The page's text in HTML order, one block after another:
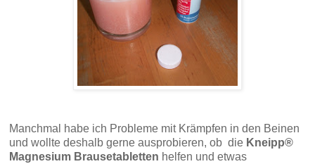
Manchmal habe ich Probleme mit Krämpfen in den Beinen
und wollte deshalb gerne ausprobieren, ob die Kneipp®
Magnesium Brausetabletten helfen und etwas